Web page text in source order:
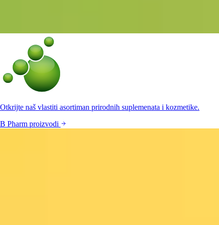
Otkrijte naš vlastiti asortiman prirodnih suplemenata i kozmetike.
B Pharm proizvodi